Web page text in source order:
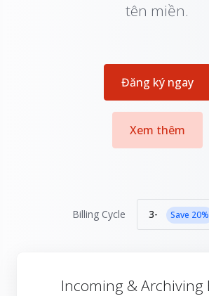
tên miền.
Đăng ký ngay
Xem thêm
Billing Cycle 3- Save 20%
Incoming & Archiving